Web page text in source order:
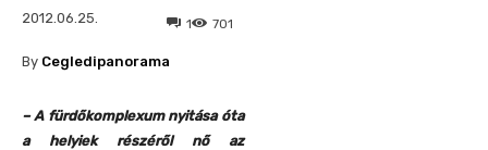
2012.06.25. 701
1
By Cegledipanorama
– A fürdőkomplexum nyitása óta
a helyiek részéről nő az